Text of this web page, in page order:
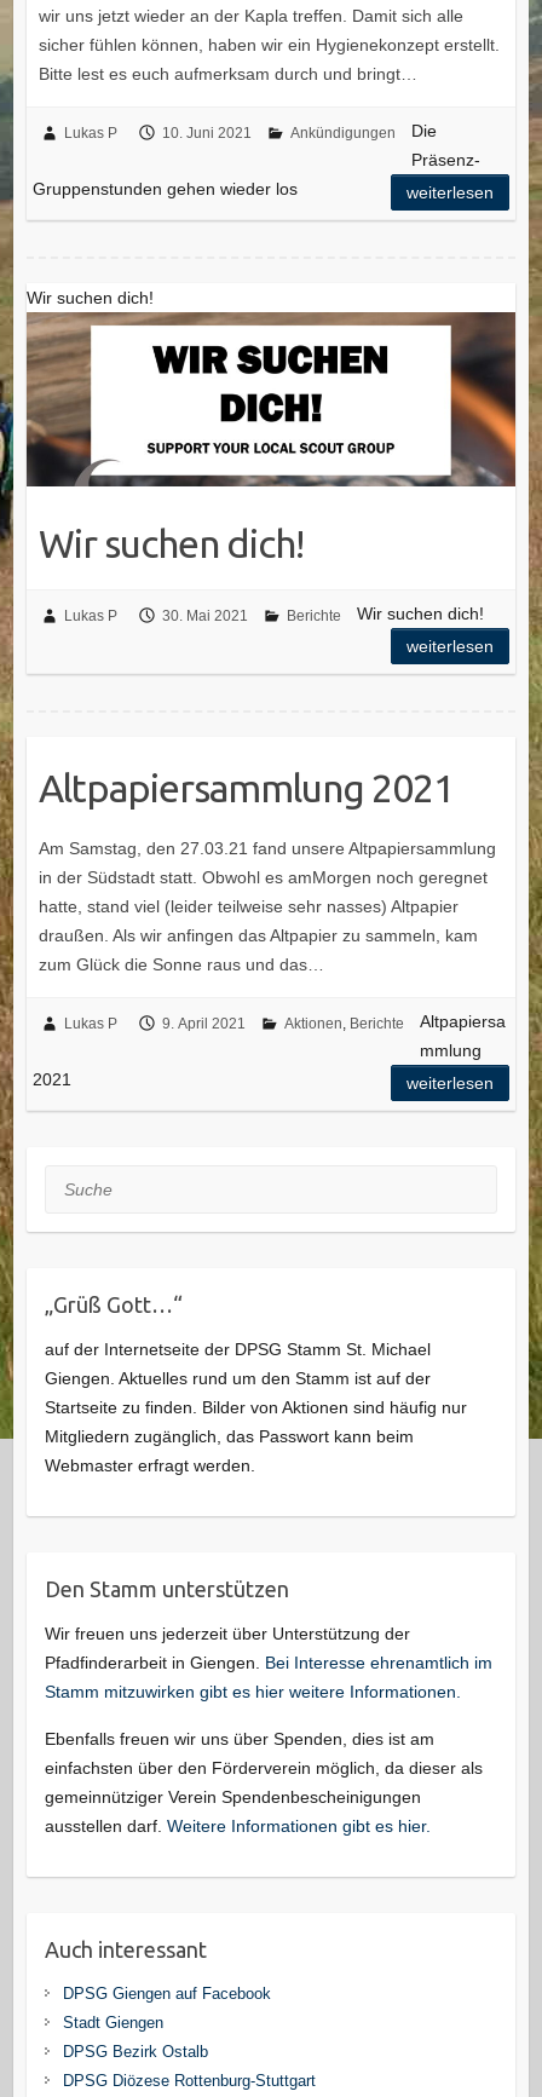
wir uns jetzt wieder an der Kapla treffen. Damit sich alle
sicher fühlen können, haben wir ein Hygienekonzept erstellt.
Bitte lest es euch aufmerksam durch und bringt…
Lukas P 10. Juni 2021 Ankündigungen
Die
Präsenz-
Gruppenstunden gehen wieder los
weiterlesen
Wir suchen dich!
Wir suchen dich!
Lukas P 30. Mai 2021 Berichte
Wir suchen dich!
weiterlesen
Altpapiersammlung 2021
Am Samstag, den 27.03.21 fand unsere Altpapiersammlung
in der Südstadt statt. Obwohl es amMorgen noch geregnet
hatte, stand viel (leider teilweise sehr nasses) Altpapier
draußen. Als wir anfingen das Altpapier zu sammeln, kam
zum Glück die Sonne raus und das…
Lukas P 9. April 2021 Aktionen, Berichte
Altpapiersa
mmlung
2021
weiterlesen
Suche
„Grüß Gott…“
auf der Internetseite der DPSG Stamm St. Michael
Giengen. Aktuelles rund um den Stamm ist auf der
Startseite zu finden. Bilder von Aktionen sind häufig nur
Mitgliedern zugänglich, das Passwort kann beim
Webmaster erfragt werden.
Den Stamm unterstützen
Wir freuen uns jederzeit über Unterstützung der
Pfadfinderarbeit in Giengen. Bei Interesse ehrenamtlich im
Stamm mitzuwirken gibt es hier weitere Informationen.
Ebenfalls freuen wir uns über Spenden, dies ist am
einfachsten über den Förderverein möglich, da dieser als
gemeinnütziger Verein Spendenbescheinigungen
ausstellen darf. Weitere Informationen gibt es hier.
Auch interessant
DPSG Giengen auf Facebook
Stadt Giengen
DPSG Bezirk Ostalb
DPSG Diözese Rottenburg-Stuttgart